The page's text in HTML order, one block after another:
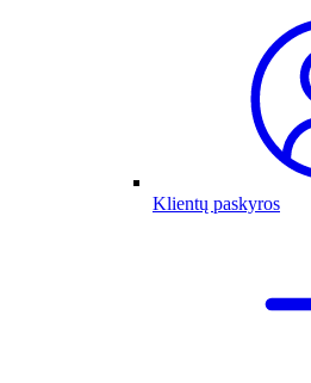
Klientų paskyros